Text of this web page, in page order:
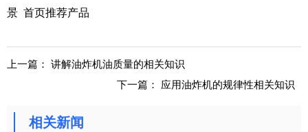
景 首页推荐产品
上一篇： 讲解油炸机油质量的相关知识
下一篇： 应用油炸机的规律性相关知识
相关新闻